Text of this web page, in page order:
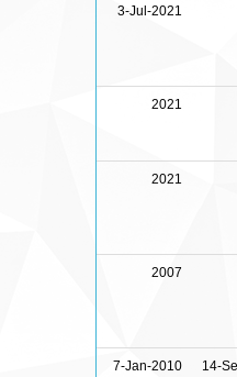
3-Jul-2021
2021
2021
2007
7-Jan-2010 14-